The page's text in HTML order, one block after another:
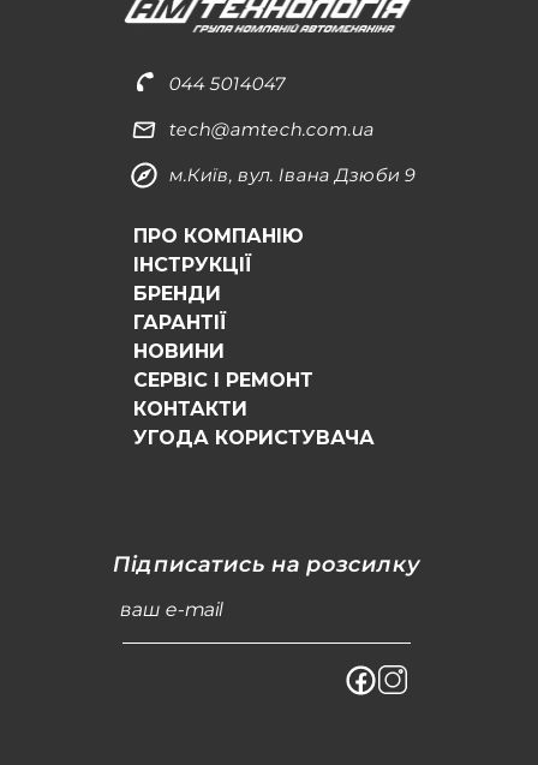
044 5014047
tech@amtech.com.ua
м.Київ, вул. Івана Дзюби 9
ПРО КОМПАНІЮ
ІНСТРУКЦІЇ
БРЕНДИ
ГАРАНТІЇ
НОВИНИ
СЕРВІС І РЕМОНТ
КОНТАКТИ
УГОДА КОРИСТУВАЧА
Підписатись на розсилку
ваш e-mail